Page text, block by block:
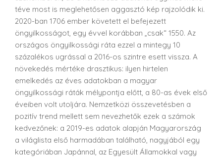
téve most is meglehetősen aggasztó kép rajzolódik ki.
2020-ban 1706 ember követett el befejezett
öngyilkosságot, egy évvel korábban „csak“ 1550. Az
országos öngyilkossági ráta ezzel a mintegy 10
százalékos ugrással a 2016-os szintre esett vissza. A
növekedés mértéke drasztikus: ilyen hirtelen
emelkedés az éves adatokban a magyar
öngyilkossági ráták mélypontja előtt, a 80-as évek első
éveiben volt utoljára. Nemzetközi összevetésben a
pozitív trend mellett sem nevezhetők ezek a számok
kedvezőnek: a 2019-es adatok alapján Magyarország
a világlista első harmadában található, nagyjából egy
kategóriában Japánnal, az Egyesült Államokkal vagy